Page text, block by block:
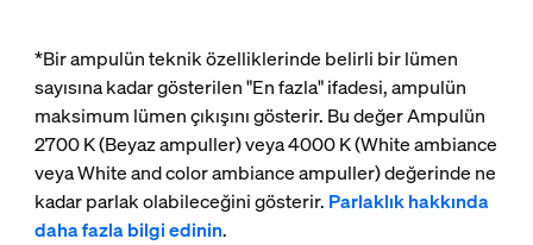
*Bir ampulün teknik özelliklerinde belirli bir lümen
sayısına kadar gösterilen "En fazla" ifadesi, ampulün
maksimum lümen çıkışını gösterir. Bu değer Ampulün
2700 K (Beyaz ampuller) veya 4000 K (White ambiance
veya White and color ambiance ampuller) değerinde ne
kadar parlak olabileceğini gösterir. Parlaklık hakkında
daha fazla bilgi edinin.